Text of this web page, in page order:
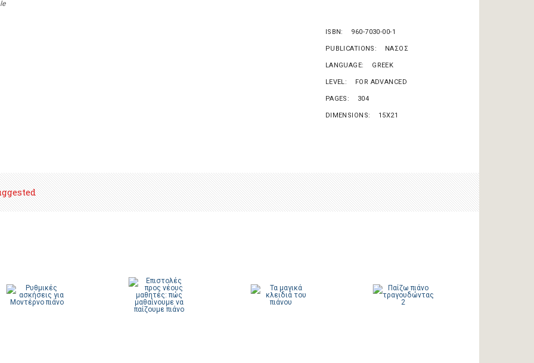
ISBN 960-7030-00-1
PUBLICATIONS ΝΑΣΟΣ
LANGUAGE GREEK
LEVEL FOR ADVANCED
PAGES 304
DIMENSIONS 15X21